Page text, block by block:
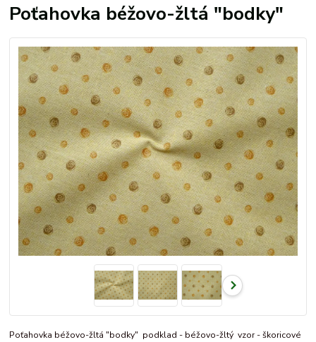
Poťahovka béžovo-žltá "bodky"
Poťahovka béžovo-žltá "bodky" podklad - béžovo-žltý vzor - škoricové